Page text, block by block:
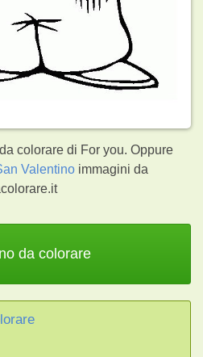
colorare di For you. Oppure
Valentino immagini da
da colorare